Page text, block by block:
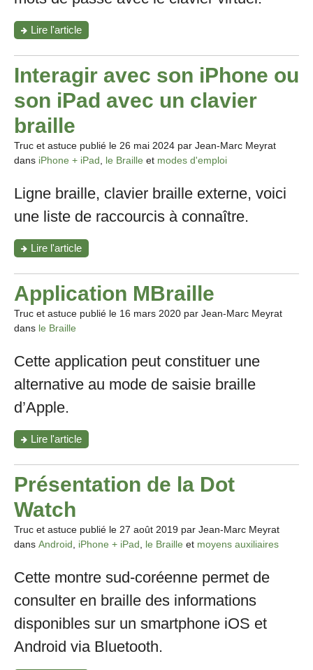
Lire l'article"La
saisie
braille
à
l’écran:
écrire
rapidement
sur
l’iPhone"
Interagir avec son iPhone ou
son iPad avec un clavier
braille
Truc et astuce publié le 26 mai 2024 par Jean-Marc Meyrat
dans iPhone + iPad le Braille et modes d'emploi
Ligne braille, clavier braille externe, voici
une liste de raccourcis à connaître.
Lire l'article"Interagir
avec
son
iPhone
ou
son
iPad
clavier
Application MBraille
Truc et astuce publié le 16 mars 2020 par Jean-Marc Meyrat
dans le Braille
Cette application peut constituer une
alternative au mode de saisie braille
d’Apple.
Lire l'article"Application
MBraille"
Présentation de la Dot
Watch
Truc et astuce publié le 27 août 2019 par Jean-Marc Meyrat
dans Android iPhone + iPad le Braille et moyens auxiliaires
Cette montre sud-coréenne permet de
consulter en braille des informations
disponibles sur un smartphone iOS et
Android via Bluetooth.